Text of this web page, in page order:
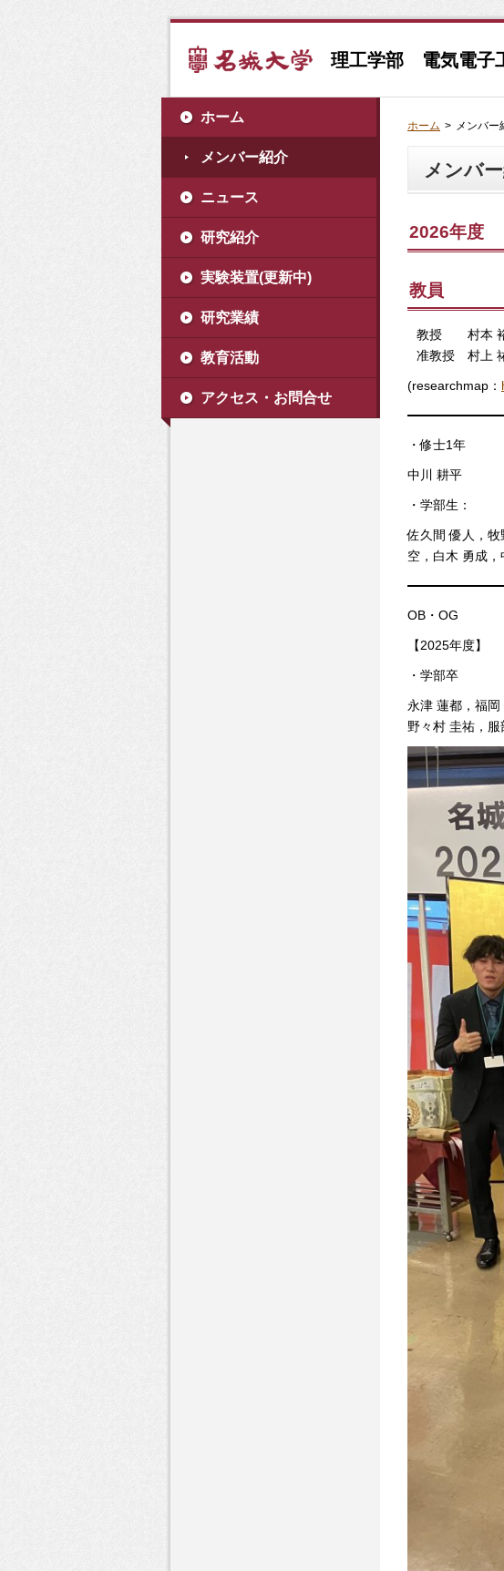
理工学部 電気電子
ホーム
メンバー紹介
ニュース
研究紹介
実験装置(更新中)
研究業績
教育活動
アクセス・お問合せ
ホーム > メンバー
メンバ
2026年度
教員
教授 村本
准教授 村上
(researchmap ：
・修士1年
中川 耕平
・学部生：
佐久間 優人，
空，白木 勇成
OB・OG
【2025年度】
・学部卒
永津 蓮都，福
野々村 圭祐，